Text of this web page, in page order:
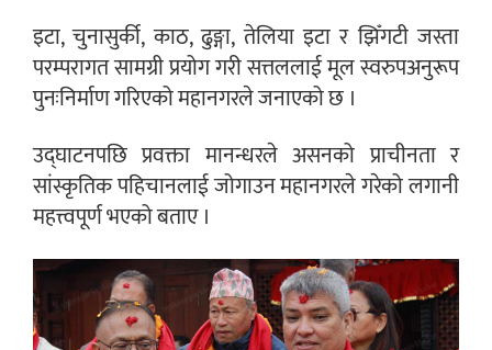
इटा, चुनासुर्की, काठ, ढुङ्गा, तेलिया इटा र झिँगटी जस्ता
परम्परागत सामग्री प्रयोग गरी सत्तललाई मूल स्वरुपअनुरूप
पुनःनिर्माण गरिएको महानगरले जनाएको छ ।
उद्घाटनपछि प्रवक्ता मानन्धरले असनको प्राचीनता र
सांस्कृतिक पहिचानलाई जोगाउन महानगरले गरेको लगानी
महत्त्वपूर्ण भएको बताए ।